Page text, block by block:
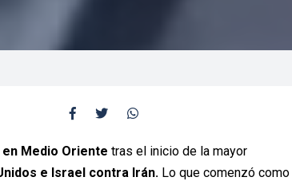
Medio Oriente tras el inicio de la mayor
e Israelcontra Irán.Lo que comenzó como